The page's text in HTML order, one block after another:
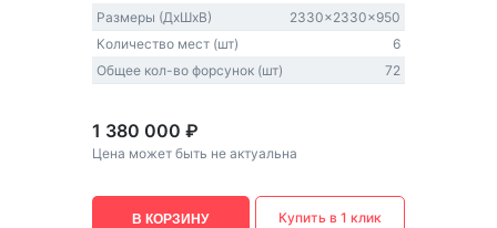
Размеры (ДxШxВ)
2330x2330x950
Количество мест (шт)
6
Общее кол-во форсунок (шт)
72
1 380 000 ₽
Цена может быть не актуальна
В КОРЗИНУ Купить в 1 клик